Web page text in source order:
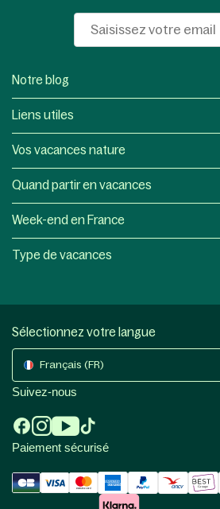
Notre blog
Liens utiles
Vos vacances nature
Quand partir en vacances
Week-end en France
Type de vacances
Sélectionnez votre langue
Français (FR)
Suivez-nous
Paiement sécurisé